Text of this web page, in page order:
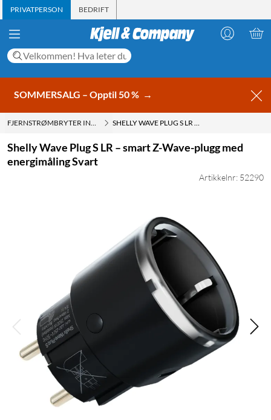
PRIVATPERSON BEDRIFT
SOMMERSALG – Opptil 50 % →
FJERNSTRØMBRYTER INNENDØRS SHELLY WAVE PLUG S LR – SMART Z-WAVE-PLUGG MED ENERGIMÅLING SVART
Shelly Wave Plug S LR – smart Z-Wave-plugg med
energimåling Svart
Artikkelnr: 52290